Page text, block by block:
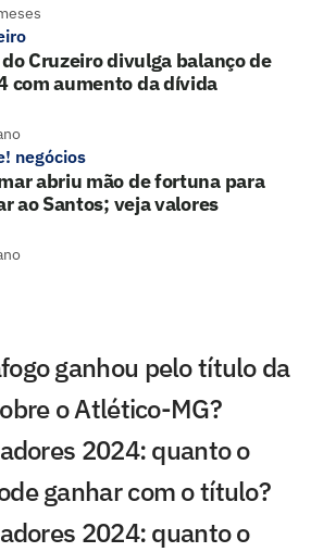
do Cruzeiro divulga balanço de
com aumento da dívida
negócios
abriu mão de fortuna para
ao Santos; veja valores
ganhou pelo título da
o Atlético-MG?
2024: quanto o
ganhar com o título?
2024: quanto o